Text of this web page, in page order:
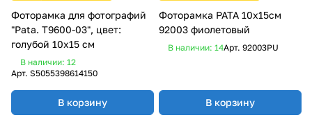
Фоторамка для фотографий
"Pata. T9600-03", цвет:
голубой 10x15 см
В наличии: 12
Арт. S5055398614150
В корзину
Фоторамка PATA 10x15см
92003 фиолетовый
В наличии: 14Арт. 92003PU
В корзину